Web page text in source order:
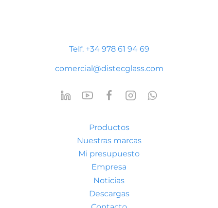
Telf. +34 978 61 94 69
comercial@distecglass.com
Productos
Nuestras marcas
Mi presupuesto
Empresa
Noticias
Descargas